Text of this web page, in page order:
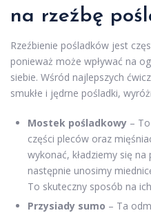
na rzeźbę
Rzeźbienie pośladków jest
ponieważ może wpływać na
siebie. Wśród najlepszych
smukłe i jędrne pośladki,
Mostek pośladkowy –
części pleców oraz
wykonać, kładziemy się
następnie unosimy
To skuteczny sposób na
Przysiady sumo – Ta